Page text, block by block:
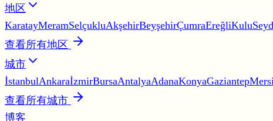
地区
KaratayMeramSelçukluAkşehirBeyşehirÇumraEreğliKulu
查看所有地区
城市
İstanbulAnkaraİzmirBursaAntalyaAdanaKonyaGaziantep
查看所有城市
博客